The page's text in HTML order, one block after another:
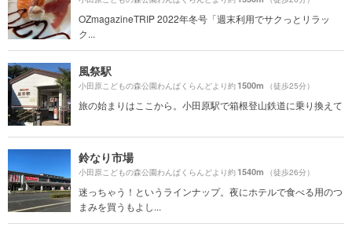
OZmagazineTRIP 2022年冬号「週末利用でサクっとリラッ
ク...
風祭駅
小田原こどもの森公園わんぱくらんどより約1500m （徒歩25分）
旅の始まりはここから。小田原駅で箱根登山鉄道に乗り換えて
鈴なり市場
小田原こどもの森公園わんぱくらんどより約1540m （徒歩26分）
迷っちゃう！というラインナップ。夜にホテルで食べる用のつ
まみを買うもよし...